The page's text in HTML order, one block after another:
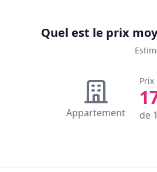
Quel est le prix
Appartement
Prix
de